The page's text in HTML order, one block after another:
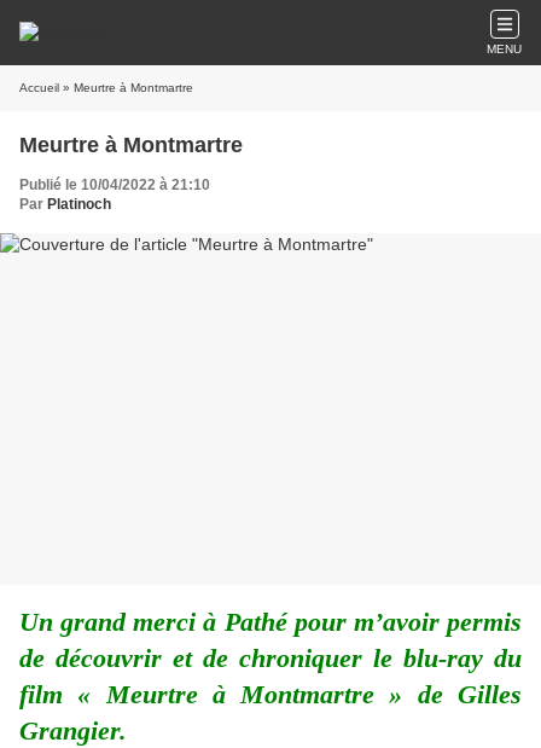
MENU
Accueil » Meurtre à Montmartre
Meurtre à Montmartre
Publié le 10/04/2022 à 21:10
Par Platinoch
Un grand merci à Pathé pour m’avoir permis
de découvrir et de chroniquer le blu-ray du
film « Meurtre à Montmartre » de Gilles
Grangier.